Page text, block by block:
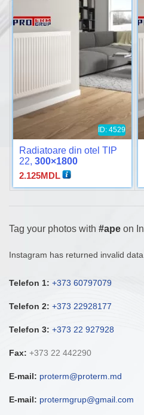
ID: 4529
Radiatoare din otel TIP
22, 300×1800
2.125MDL
Tag your photos with #ape on
Instagram has returned invalid
Telefon 1: +373 60797079
Telefon 2: +373 22928177
Telefon 3: +373 22 927928
Fax: +373 22 442290
E-mail: proterm@proterm.md
E-mail: protermgrup@gmail.com